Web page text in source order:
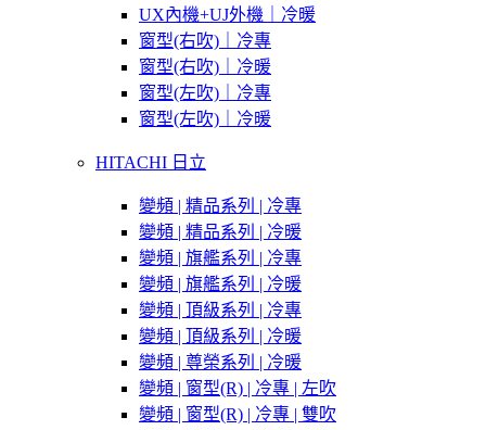
UX內機+UJ外機｜冷暖
窗型(右吹)｜冷專
窗型(右吹)｜冷暖
窗型(左吹)｜冷專
窗型(左吹)｜冷暖
HITACHI 日立
變頻 | 精品系列 | 冷專
變頻 | 精品系列 | 冷暖
變頻 | 旗艦系列 | 冷專
變頻 | 旗艦系列 | 冷暖
變頻 | 頂級系列 | 冷專
變頻 | 頂級系列 | 冷暖
變頻 | 尊榮系列 | 冷暖
變頻 | 窗型(R) | 冷專 | 左吹
變頻 | 窗型(R) | 冷專 | 雙吹